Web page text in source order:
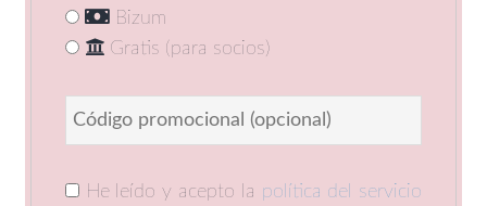
Bizum
Gratis (para socios)
He leído y acepto la política del servicio